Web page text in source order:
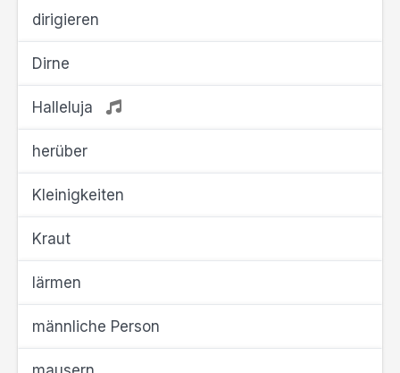
dirigieren
Dirne
Halleluja
herüber
Kleinigkeiten
Kraut
lärmen
männliche Person